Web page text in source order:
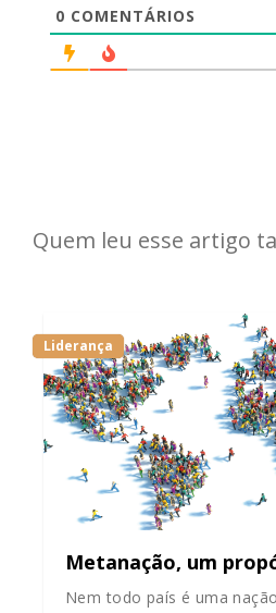
0 COMENTÁRIOS
Quem leu esse artigo
Liderança
Metanação, um
Nem todo país é uma